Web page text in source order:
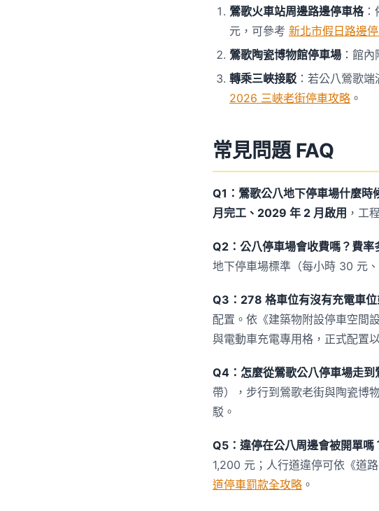
鶯歌火車站周邊路邊停車格：
元，可參考 新北市假日路邊
鶯歌陶瓷博物館停車場 ：館
轉乘三峽接駁 ：若公八鶯歌
2026 三峽老街停車攻略 。
常見問題 FAQ
Q1：鶯歌公八地下停車場什麼時
月完工、2029 年 2 月啟用 ，工
Q2：公八停車場會收費嗎？費率
地下停車場標準（每小時 30 元
Q3：278 格車位有沒有充電車位
配置。依《建築物附設停車空間
與電動車充電專用格，正式配置
Q4：怎麼從鶯歌公八停車場走到
帶），步行到鶯歌老街與陶瓷博
駁。
Q5：違停在公八周邊會被開單嗎
1,200 元；人行道違停可依《道
道停車罰款全攻略 。